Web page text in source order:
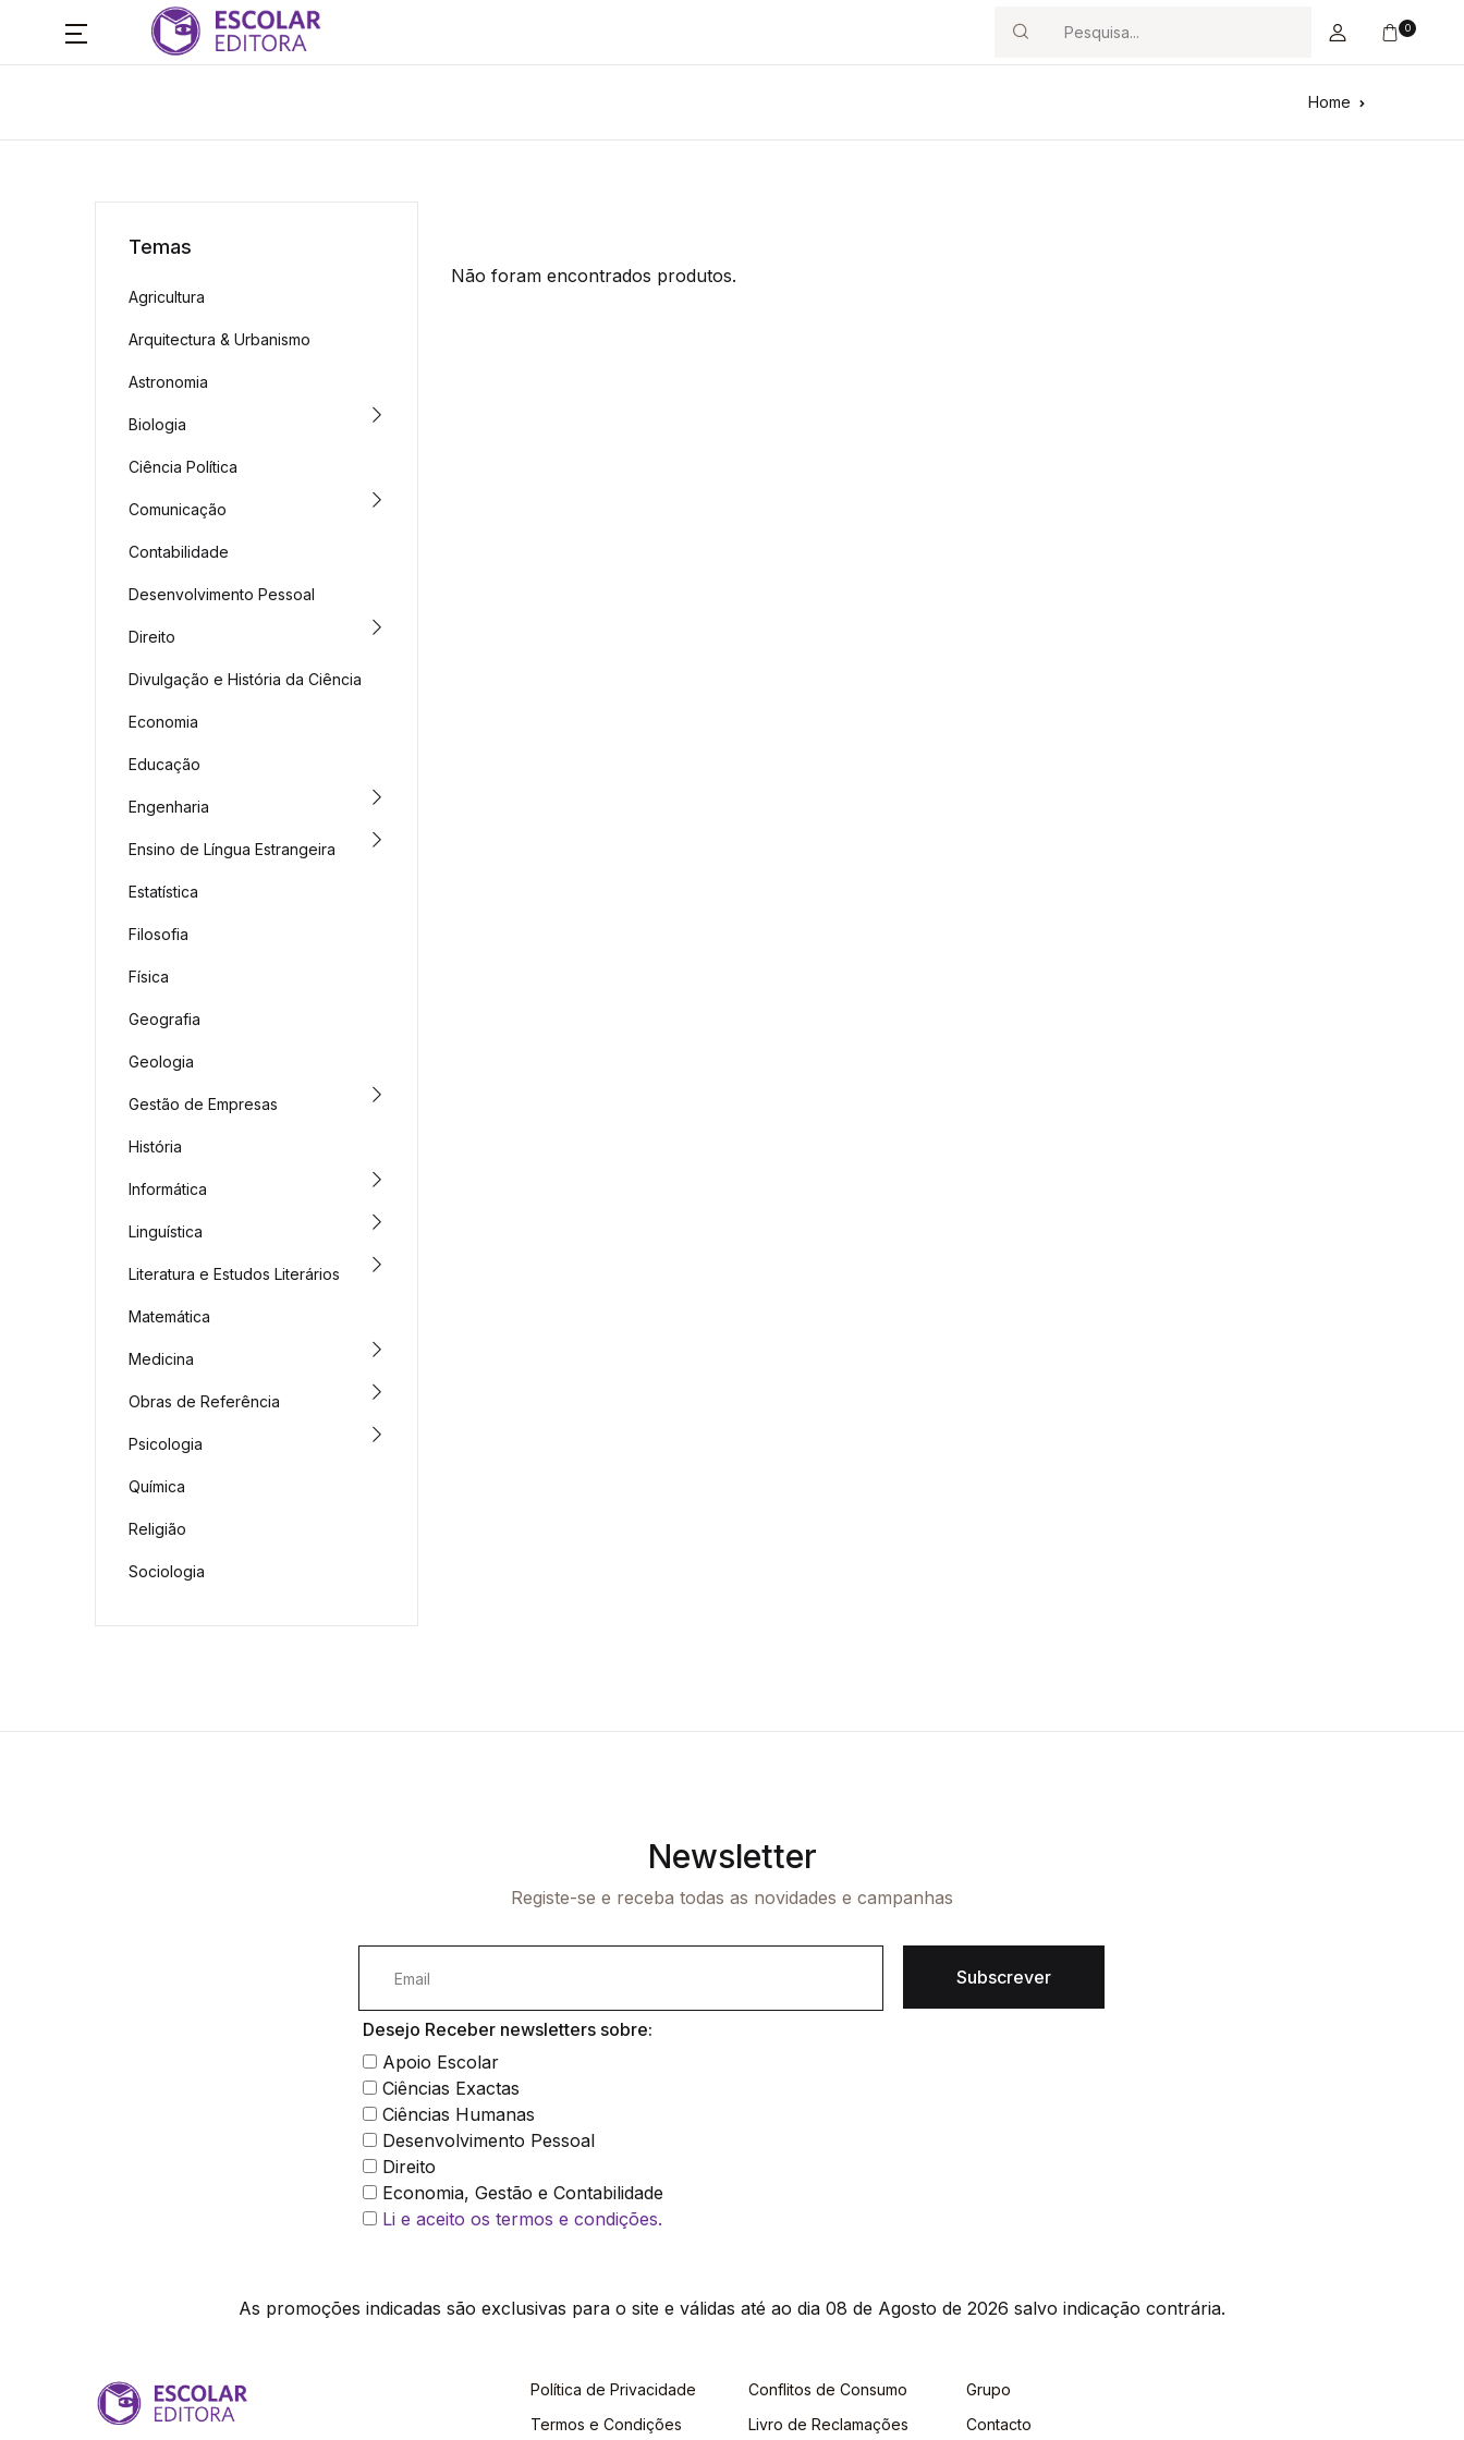
Search
0
Home
Não foram encontrados produtos.
Temas
Agricultura
Arquitectura & Urbanismo
Astronomia
Biologia
Ciência Política
Comunicação
Contabilidade
Desenvolvimento Pessoal
Direito
Divulgação e História da Ciência
Economia
Educação
Engenharia
Ensino de Língua Estrangeira
Estatística
Filosofia
Física
Geografia
Geologia
Gestão de Empresas
História
Informática
Linguística
Literatura e Estudos Literários
Matemática
Medicina
Obras de Referência
Psicologia
Química
Religião
Sociologia
Newsletter
Registe-se e receba todas as novidades e campanhas
Subscrever
Desejo Receber newsletters sobre:
Apoio Escolar
Ciências Exactas
Ciências Humanas
Desenvolvimento Pessoal
Direito
Economia, Gestão e Contabilidade
Li e aceito os termos e condições.
As promoções indicadas são exclusivas para o site e válidas até ao dia 08 de Agosto de 2026 salvo indicação contrária.
Política de Privacidade
Termos e Condições
Conflitos de Consumo
Livro de Reclamações
Grupo
Contacto